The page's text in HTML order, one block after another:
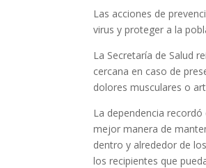
Las acciones de
virus y proteger a la
La Secretaría de Salud
cercana en caso de
dolores musculares o
La dependencia
mejor manera de
dentro y alrededor de
los recipientes que